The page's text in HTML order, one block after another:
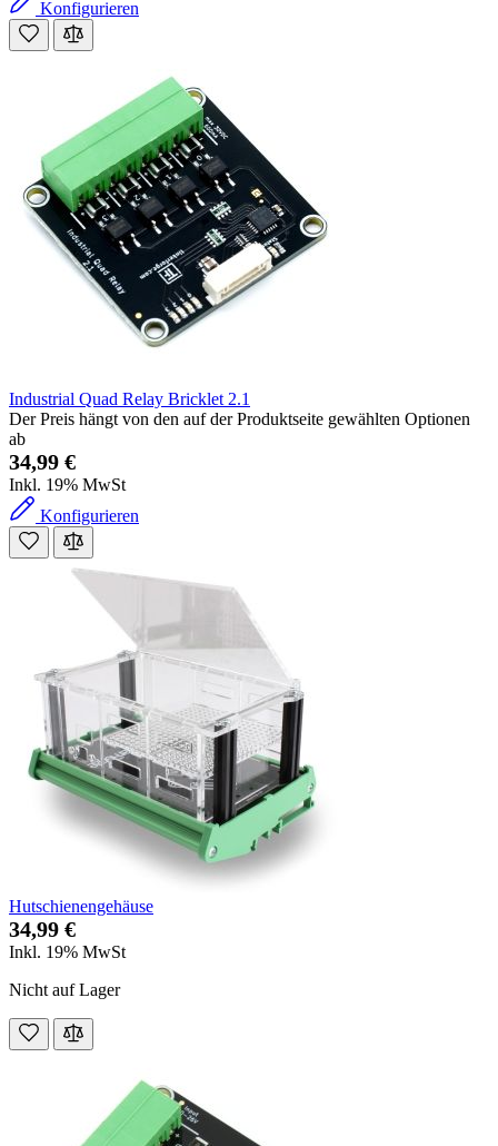
Konfigurieren
Industrial Quad Relay Bricklet 2.1
Der Preis hängt von den auf der Produktseite gewählten Optionen
ab
34,99 €
Inkl. 19% MwSt
Konfigurieren
Hutschienengehäuse
34,99 €
Inkl. 19% MwSt
Nicht auf Lager